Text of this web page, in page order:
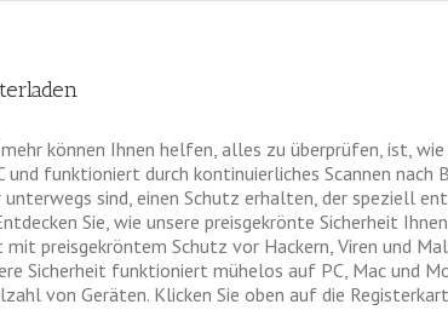
mehr können Ihnen helfen, alles zu überprüfen, ist,
funktioniert durch kontinuierliches Scannen nach
unterwegs sind, einen Schutz erhalten, der speziell
Sie, wie unsere preisgekrönte Sicherheit
preisgekröntem Schutz vor Hackern, Viren und
Sicherheit funktioniert mühelos auf PC, Mac und
von Geräten. Klicken Sie oben auf die